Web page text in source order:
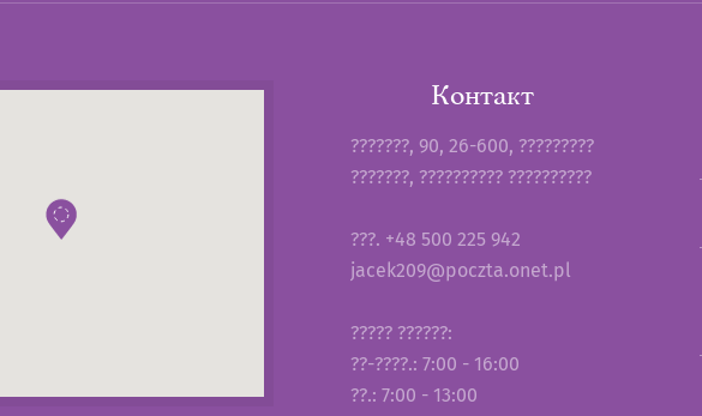
Контакт
???????, 90, 26-600, ?????????
???????, ?????????? ??????????
???. +48 500 225 942
jacek209@poczta.onet.pl
????? ??????:
??-????.: 7:00 - 16:00
??.: 7:00 - 13:00